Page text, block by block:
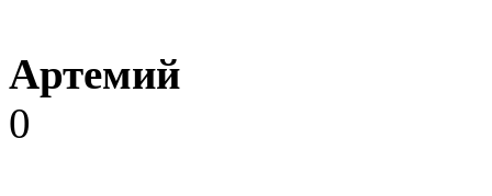
Артемий
0